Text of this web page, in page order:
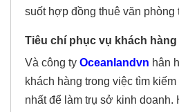
suốt hợp đồng thuê văn phòng
Tiêu chí phục vụ khách
Và công ty Oceanlandvn hân
khách hàng trong việc tìm kiếm
nhất để làm trụ sở kinh